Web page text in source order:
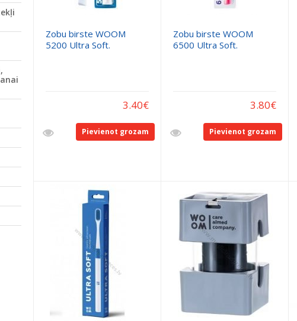
Zobu birste WOOM
5200 Ultra Soft.
3.40€
Pievienot grozam
Zobu birste WOOM
6500 Ultra Soft.
3.80€
Pievienot grozam